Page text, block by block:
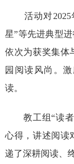
活动对2025
星”等先进典型
依次为获奖集体
园阅读风尚。
读。
教工组“读者
心得，讲述阅读
递了深耕阅读、